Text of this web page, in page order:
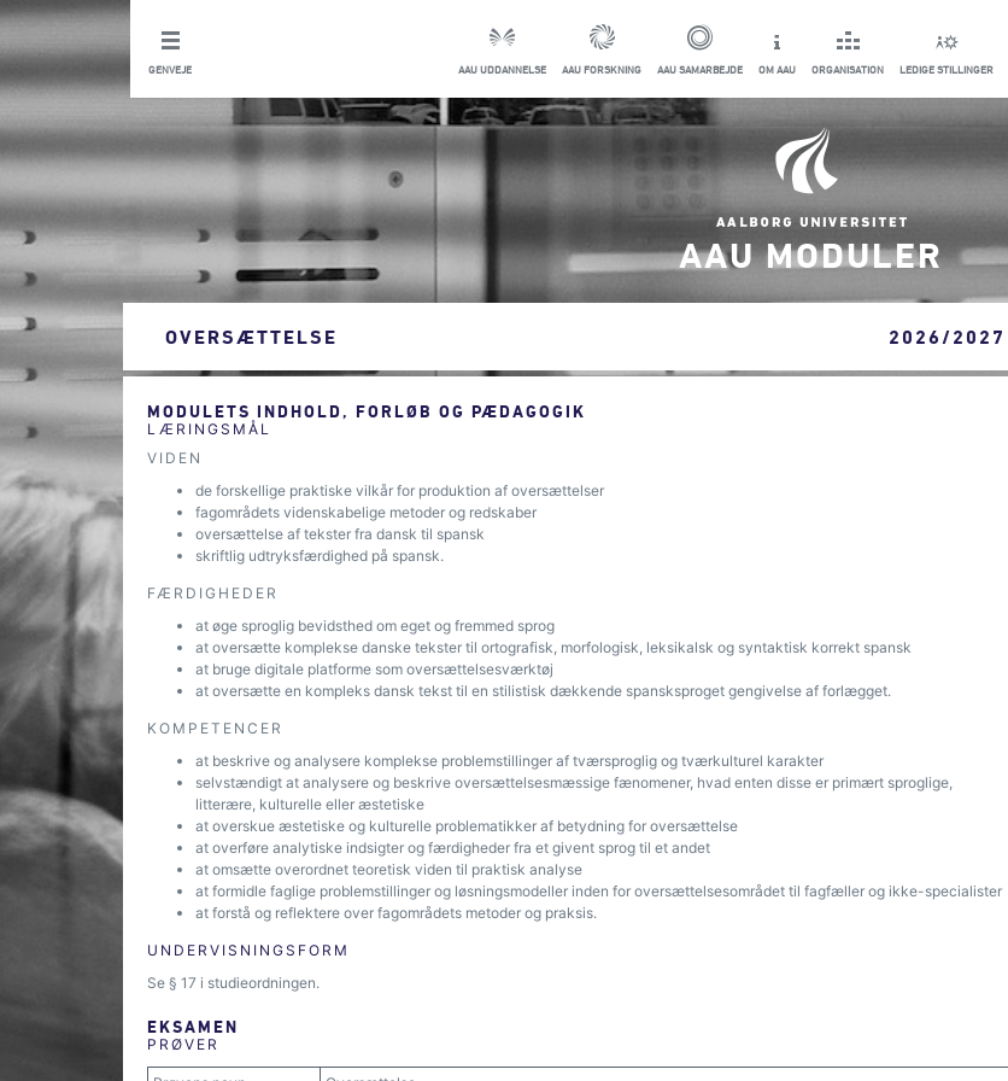
GENVEJE AAU UDDANNELSE AAU FORSKNING AAU SAMARBEJDE OM AAU ORGANISATION LEDIGE STILLINGER
AAU MODULER
OVERSÆTTELSE 2026/2027
MODULETS INDHOLD, FORLØB OG PÆDAGOGIK
LÆRINGSMÅL
VIDEN
de forskellige praktiske vilkår for produktion af oversættelser
fagområdets videnskabelige metoder og redskaber
oversættelse af tekster fra dansk til spansk
skriftlig udtryksfærdighed på spansk.
FÆRDIGHEDER
at øge sproglig bevidsthed om eget og fremmed sprog
at oversætte komplekse danske tekster til ortografisk, morfologisk, leksikalsk og syntaktisk korrekt spansk
at bruge digitale platforme som oversættelsesværktøj
at oversætte en kompleks dansk tekst til en stilistisk dækkende spansksproget gengivelse af forlægget.
KOMPETENCER
at beskrive og analysere komplekse problemstillinger af tværsproglig og tværkulturel karakter
selvstændigt at analysere og beskrive oversættelsesmæssige fænomener, hvad enten disse er primært sproglige,
litterære, kulturelle eller æstetiske
at overskue æstetiske og kulturelle problematikker af betydning for oversættelse
at overføre analytiske indsigter og færdigheder fra et givent sprog til et andet
at omsætte overordnet teoretisk viden til praktisk analyse
at formidle faglige problemstillinger og løsningsmodeller inden for oversættelsesområdet til fagfæller og ikke-specialister
at forstå og reflektere over fagområdets metoder og praksis.
UNDERVISNINGSFORM
Se § 17 i studieordningen.
EKSAMEN
PRØVER